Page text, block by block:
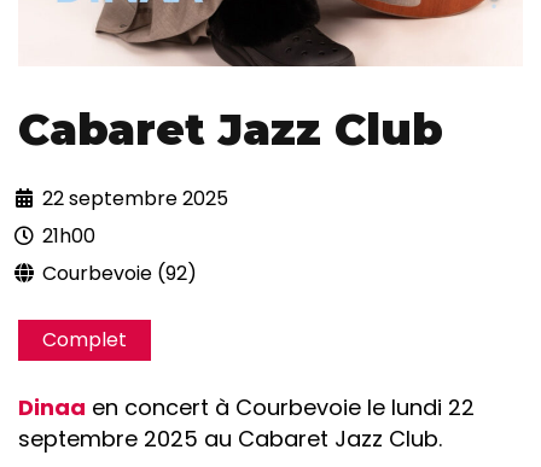
Cabaret Jazz Club
22 septembre 2025
21h00
Courbevoie (92)
Complet
Dinaa en concert à Courbevoie le lundi 22
septembre 2025 au Cabaret Jazz Club.